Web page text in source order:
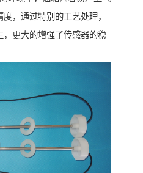
，通过特别的工艺处理，
，更大的增强了传感器的稳